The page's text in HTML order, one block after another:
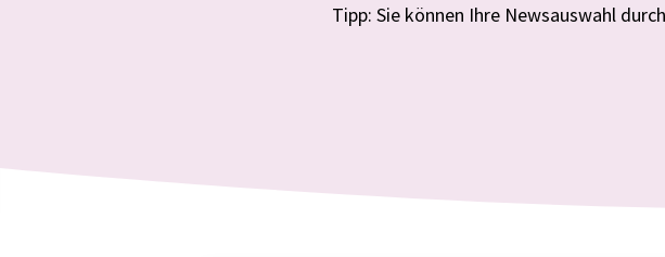
Tipp: Sie können Ihre Newsauswahl durch